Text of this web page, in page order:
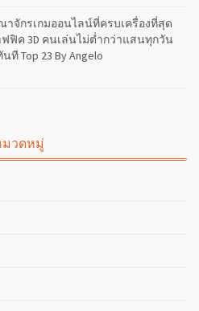
าจักรเกมออนไลน์ที่ครบเครื่องที่สุด
ฟฟิค 3D คนเล่นไม่ต่ำกว่าแสนทุกวัน
Top 23 By Angelo
วดหมู่